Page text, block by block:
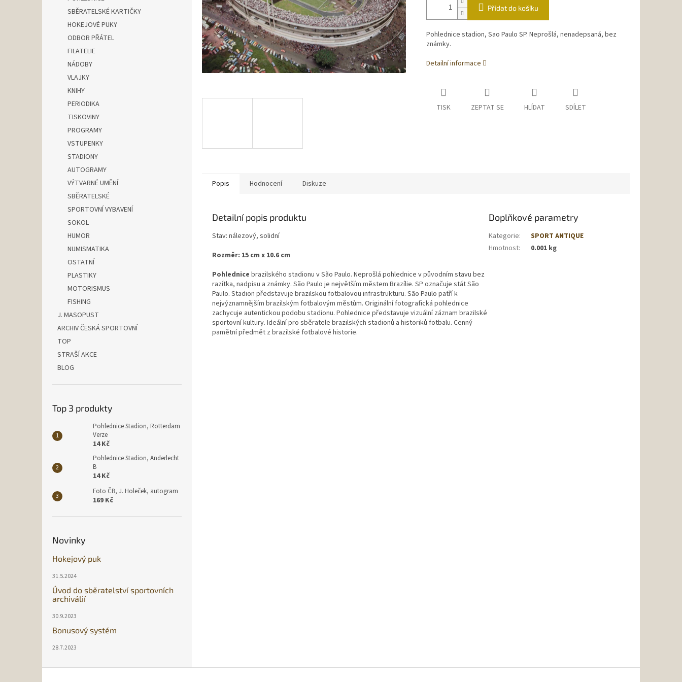
SBĚRATELSKÉ KARTIČKY
HOKEJOVÉ PUKY
ODBOR PŘÁTEL
FILATELIE
NÁDOBY
VLAJKY
KNIHY
PERIODIKA
TISKOVINY
PROGRAMY
VSTUPENKY
STADIONY
AUTOGRAMY
VÝTVARNÉ UMĚNÍ
SBĚRATELSKÉ
SPORTOVNÍ VYBAVENÍ
SOKOL
HUMOR
NUMISMATIKA
OSTATNÍ
PLASTIKY
MOTORISMUS
FISHING
J. MASOPUST
ARCHIV ČESKÁ SPORTOVNÍ
TOP
STRAŠÍ AKCE
BLOG
Top 3 produkty
Pohlednice Stadion, Rotterdam
Verze
14 Kč
Pohlednice Stadion, Anderlecht
B
14 Kč
Foto ČB, J. Holeček, autogram
169 Kč
Novinky
Hokejový puk
31.5.2024
Úvod do sběratelství sportovních
archiválií
30.9.2023
Bonusový systém
28.7.2023
Přidat do košíku
Pohlednice stadion, Sao Paulo SP. Neprošlá, nenadepsaná, bez
známky.
Detailní informace
TISK ZEPTAT SE HLÍDAT SDÍLET
Popis Hodnocení Diskuze
Detailní popis produktu
Stav: nálezový, solidní
Rozměr: 15 cm x 10.6 cm
Pohlednice brazilského stadionu v São Paulo. Neprošlá pohlednice v původním stavu bez
razítka, nadpisu a známky. São Paulo je největším městem Brazílie. SP označuje stát São
Paulo. Stadion představuje brazilskou fotbalovou infrastrukturu. São Paulo patří k
nejvýznamnějším brazilským fotbalovým městům. Originální fotografická pohlednice
zachycuje autentickou podobu stadionu. Pohlednice představuje vizuální záznam brazilské
sportovní kultury. Ideální pro sběratele brazilských stadionů a historiků fotbalu. Cenný
pamětní předmět z brazilské fotbalové historie.
Doplňkové parametry
Kategorie:
SPORT ANTIQUE
Hmotnost: 0.001 kg